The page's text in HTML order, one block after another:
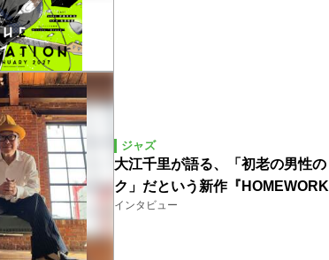
ジャズ
大江千里が語る、「初老の男性
ク」だという新作『
インタビュー